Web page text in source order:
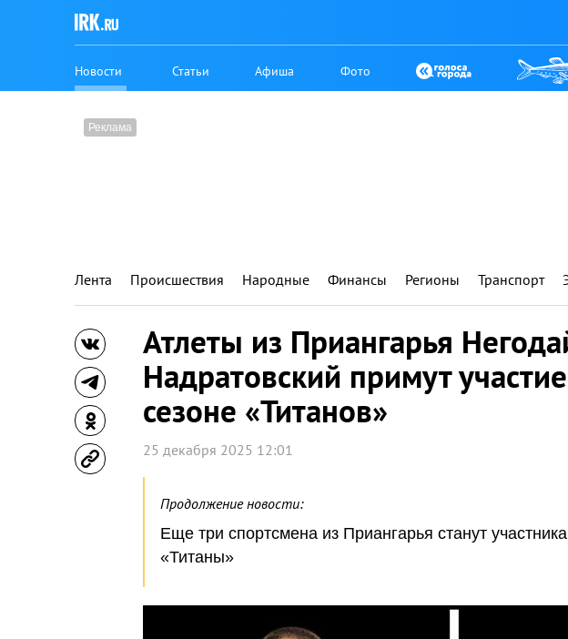
Новости Статьи Афиша Фото
Лента Происшествия Народные Финансы Регионы Транспорт
Атлеты из Приангарья
Надратовский примут
сезоне «Титанов»
25 декабря 2025 12:01
Продолжение новости:
Еще три спортсмена из Приангарья станут
«Титаны»